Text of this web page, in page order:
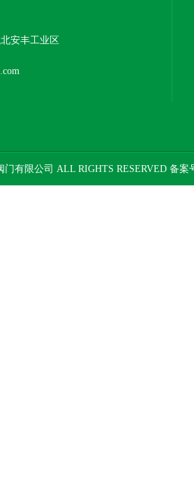
安丰工业区
有限公司 ALL RIGHTS RESERVED 备案